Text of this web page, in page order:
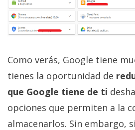
Como verás, Google tiene
tienes la oportunidad de
que Google tiene de ti
opciones que permiten a la
almacenarlos. Sin embargo,